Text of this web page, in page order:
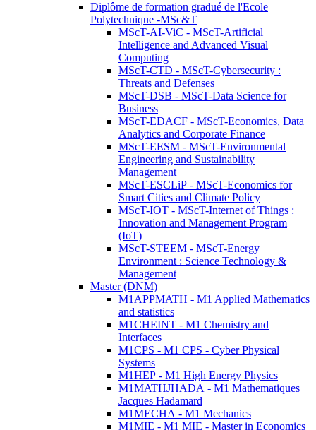
Diplôme de formation gradué de l'Ecole
Polytechnique -MSc&T
MScT-AI-ViC - MScT-Artificial
Intelligence and Advanced Visual
Computing
MScT-CTD - MScT-Cybersecurity :
Threats and Defenses
MScT-DSB - MScT-Data Science for
Business
MScT-EDACF - MScT-Economics, Data
Analytics and Corporate Finance
MScT-EESM - MScT-Environmental
Engineering and Sustainability
Management
MScT-ESCLiP - MScT-Economics for
Smart Cities and Climate Policy
MScT-IOT - MScT-Internet of Things :
Innovation and Management Program
(IoT)
MScT-STEEM - MScT-Energy
Environment : Science Technology &
Management
Master (DNM)
M1APPMATH - M1 Applied Mathematics
and statistics
M1CHEINT - M1 Chemistry and
Interfaces
M1CPS - M1 CPS - Cyber Physical
Systems
M1HEP - M1 High Energy Physics
M1MATHJHADA - M1 Mathematiques
Jacques Hadamard
M1MECHA - M1 Mechanics
M1MIE - M1 MIE - Master in Economics